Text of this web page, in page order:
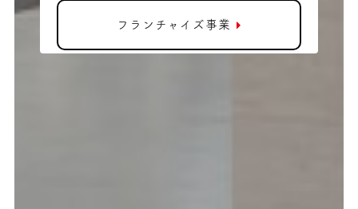
フランチャイズ事業